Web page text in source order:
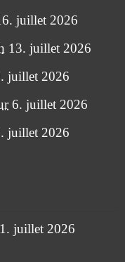
juillet 2026
13. juillet 2026
juillet 2026
6. juillet 2026
juillet 2026
juillet 2026